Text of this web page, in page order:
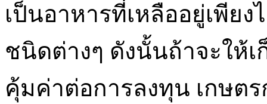
เป็นอาหารที่เหลืออยู่เพีย
ชนิดต่างๆ ดังนั้นถ้าจะให้
คุ้มค่าต่อการลงทุน เกษต